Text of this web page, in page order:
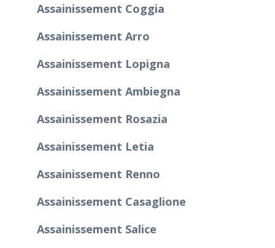
Assainissement Coggia
Assainissement Arro
Assainissement Lopigna
Assainissement Ambiegna
Assainissement Rosazia
Assainissement Letia
Assainissement Renno
Assainissement Casaglione
Assainissement Salice